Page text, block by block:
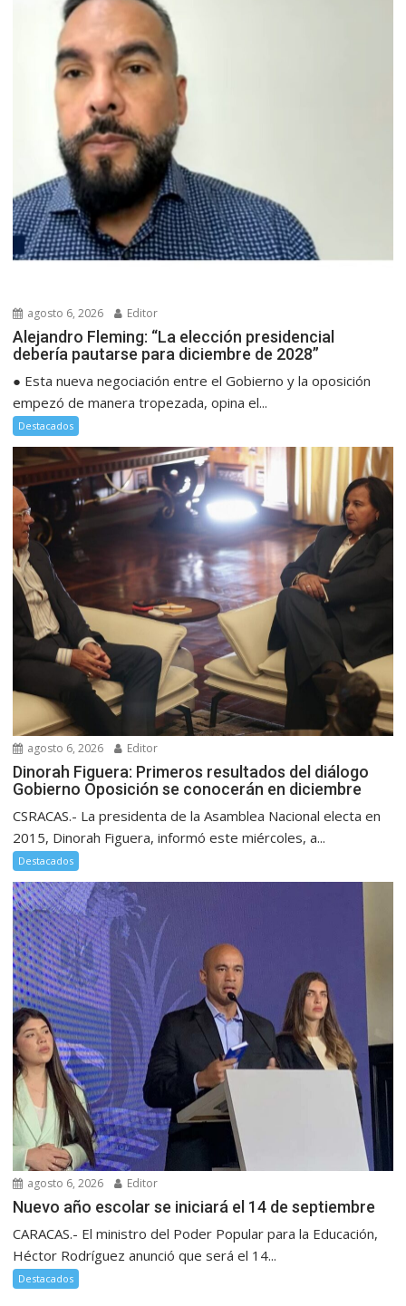
agosto 6, 2026 Editor
Alejandro Fleming: “La elección presidencial
debería pautarse para diciembre de 2028”
● Esta nueva negociación entre el Gobierno y la oposición
empezó de manera tropezada, opina el...
Destacados
agosto 6, 2026 Editor
Dinorah Figuera: Primeros resultados del diálogo
Gobierno Oposición se conocerán en diciembre
CSRACAS.- La presidenta de la Asamblea Nacional electa en
2015, Dinorah Figuera, informó este miércoles, a...
Destacados
agosto 6, 2026 Editor
Nuevo año escolar se iniciará el 14 de septiembre
CARACAS.- El ministro del Poder Popular para la Educación,
Héctor Rodríguez anunció que será el 14...
Destacados